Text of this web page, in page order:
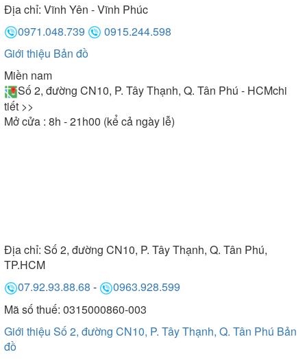
Địa chỉ: Vĩnh Yên - Vĩnh Phúc
0971.048.739
0915.244.598
Giới thiệu Bản đồ
Miền nam
Số 2, đường CN10, P. Tây Thạnh, Q. Tân Phú - HCMchi
tiết >>
Mở cửa : 8h - 21h00 (kể cả ngày lễ)
Địa chỉ: Số 2, đường CN10, P. Tây Thạnh, Q. Tân Phú,
TP.HCM
07.92.93.88.68 -
0963.928.599
Mã số thuế: 0315000860-003
Giới thiệu Số 2, đường CN10, P. Tây Thạnh, Q. Tân Phú Bản
đồ